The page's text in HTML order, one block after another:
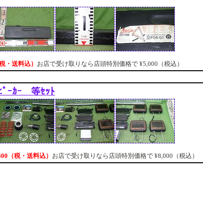
・送料込） お店で受け取りなら店頭特別価格で ¥5,000（税込）
ｰｶｰ 等ｾｯﾄ
（税・送料込） お店で受け取りなら店頭特別価格で ¥8,000（税込）